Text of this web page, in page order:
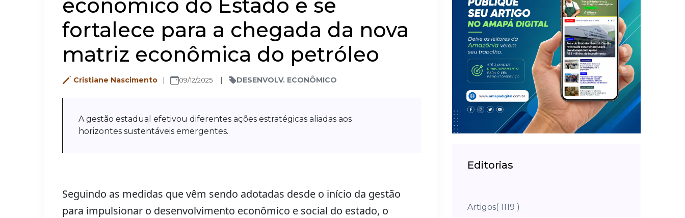
econômico do Estado e se
fortalece para a chegada da nova
matriz econômica do petróleo
Cristiane Nascimento 09/12/2025 DESENVOLV. ECONÔMICO
A gestão estadual efetivou diferentes ações estratégicas aliadas aos
horizontes sustentáveis emergentes.
Seguindo as medidas que vêm sendo adotadas desde o início da gestão
para impulsionar o desenvolvimento econômico e social do estado, o
Editorias
Artigos( 1119 )